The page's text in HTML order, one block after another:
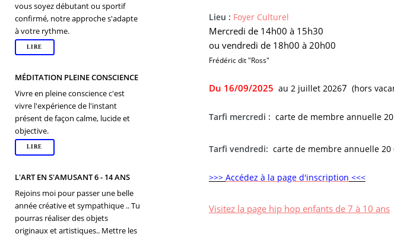
Lieu : Foyer Culturel
Mercredi de 14h00 à 15h30
ou vendredi de 18h00 à 20h00
Frédéric dit "Ross"
Du 16/09/2025 au 2 juillet 20267 (hors
Tarfi mercredi : carte de membre annuelle
Tarfi vendredi: carte de membre annuelle 20
>>> Accédez à la page d'inscription <<<
Visitez la page hip hop enfants de 7 à 10 ans
vous soyez débutant ou sportif
confirmé, notre approche s'adapte
à votre rythme.
LIRE
MÉDITATION PLEINE CONSCIENCE
Vivre en pleine conscience c'est
vivre l'expérience de l'instant
présent de façon calme, lucide et
objective.
LIRE
L'ART EN S'AMUSANT 6 - 14 ANS
Rejoins moi pour passer une belle
année créative et sympathique .. Tu
pourras réaliser des objets
originaux et artistiques.. Mettre les